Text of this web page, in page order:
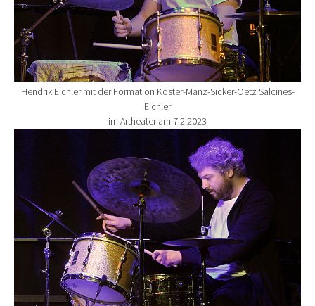
Hendrik Eichler mit der Formation Köster-Manz-Sicker-Oetz Salcines-
Eichler
im Artheater am 7.2.2023
Show larger version for: